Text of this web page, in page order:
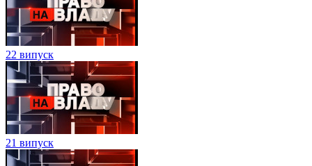
22 випуск
21 випуск